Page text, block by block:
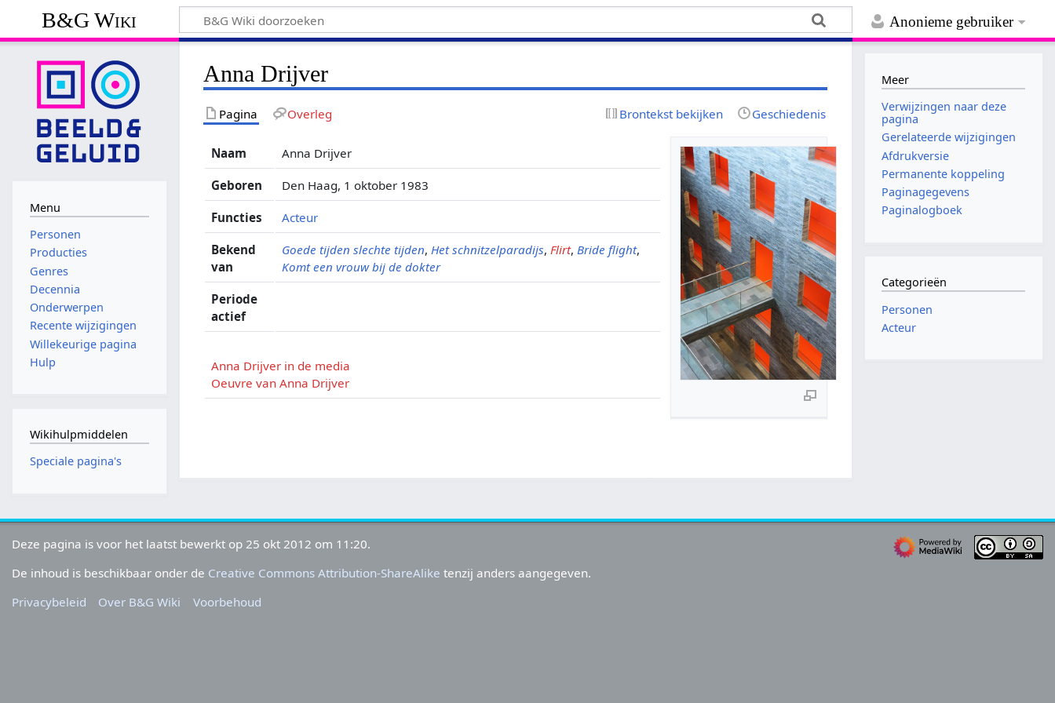
Anonieme gebruiker
B&G Wiki
Anna Drijver
Pagina Overleg Brontekst bekijken Geschiedenis
Naam Anna Drijver
Geboren Den Haag, 1 oktober 1983
Functies Acteur
Bekend
van
Goede tijden slechte tijden, Het schnitzelparadijs, Flirt, Bride flight,
Komt een vrouw bij de dokter
Periode
actief
Anna Drijver in de media
Oeuvre van Anna Drijver
Menu
Personen
Producties
Genres
Decennia
Onderwerpen
Recente wijzigingen
Willekeurige pagina
Hulp
Wikihulpmiddelen
Speciale pagina's
Meer
Verwijzingen naar deze
pagina
Gerelateerde wijzigingen
Afdrukversie
Permanente koppeling
Paginagegevens
Paginalogboek
Categorieën
Personen
Acteur
Deze pagina is voor het laatst bewerkt op 25 okt 2012 om 11:20.
De inhoud is beschikbaar onder de Creative Commons Attribution-ShareAlike tenzij anders aangegeven.
Privacybeleid
Over B&G Wiki Voorbehoud